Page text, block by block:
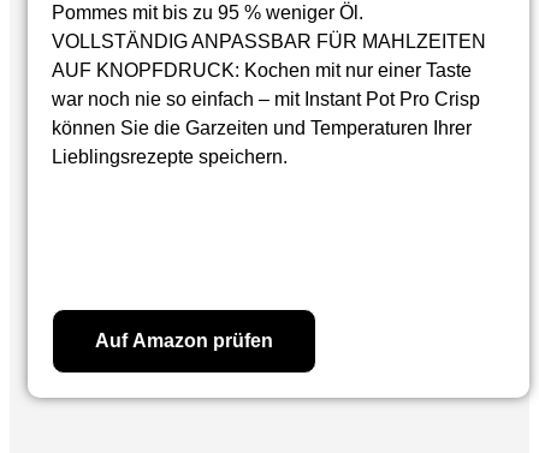
Pommes mit bis zu 95 % weniger Öl.
VOLLSTÄNDIG ANPASSBAR FÜR MAHLZEITEN
AUF KNOPFDRUCK: Kochen mit nur einer Taste
war noch nie so einfach – mit Instant Pot Pro Crisp
können Sie die Garzeiten und Temperaturen Ihrer
Lieblingsrezepte speichern.
Auf Amazon prüfen